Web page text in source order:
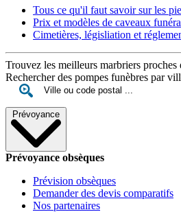
Tous ce qu'il faut savoir sur les
Prix et modèles de caveaux
Cimetières, législiation et
Trouvez les meilleurs marbriers proches
Rechercher des pompes funèbres par
Prévoyance
Prévoyance obsèques
Prévision obsèques
Demander des devis comparatifs
Nos partenaires